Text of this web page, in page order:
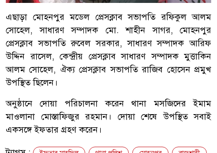
এছাড়া মোহনপুর মডেল প্রেসক্লাব সভাপতি রফিকুল আলম
সোহেল, সাধারণ সম্পাদক মো. শাহীন সাগর, মোহনপুর
প্রেসক্লাব সভাপতি রুবেল সরকার, সাধারণ সম্পাদক আরিফ
উদ্দিন রাসেল, কেন্দ্রীয় প্রেসক্লাব সাধারণ সম্পাদক মুত্তাকিন
আলম সোহেল, ঐক্য প্রেসক্লাব সভাপতি রাজিব হোসেন প্রমুখ
উপস্থিত ছিলেন।
অনুষ্ঠানে দোয়া পরিচালনা করেন থানা মসজিদের ইমাম
মাওলানা মোস্তাফিজুর রহমান। দোয়া শেষে উপস্থিত সবাই
একসঙ্গে ইফতার গ্রহণ করেন।